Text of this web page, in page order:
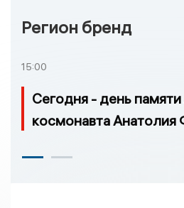
Регион бренд
15:00
Сегодня - день
космонавта Анатолия